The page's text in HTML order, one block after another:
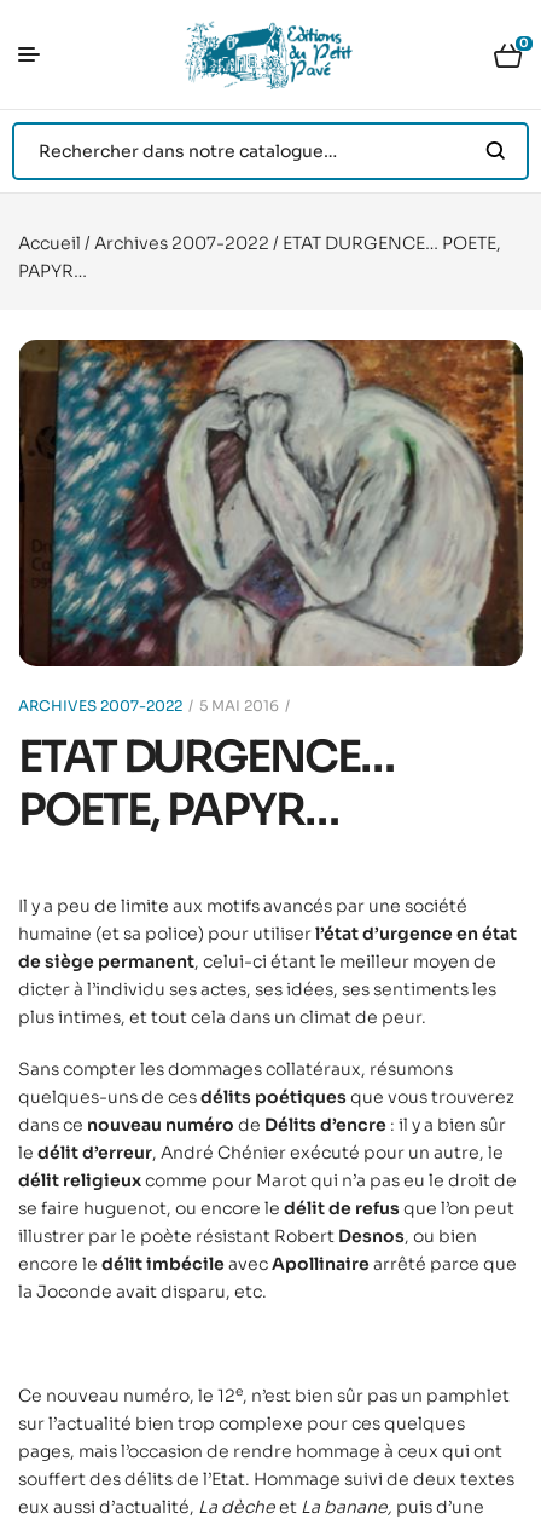
0
Accueil / Archives 2007-2022 / ETAT DURGENCE… POETE,
PAPYR…
ARCHIVES 2007-2022 5 MAI 2016
ETAT DURGENCE…
POETE, PAPYR…
Il y a peu de limite aux motifs avancés par une société
humaine (et sa police) pour utiliserl’état d’urgence en état
de siège permanent, celui-ci étant le meilleur moyen de
dicter à l’individu ses actes, ses idées, ses sentiments les
plus intimes, et tout cela dans un climat de peur.
Sans compter les dommages collatéraux, résumons
quelques-uns de cesdélits poétiquesque vous trouverez
dans ce nouveau numéro de Délits d’encre : il y a bien sûr
le délit d’erreur, André Chénier exécuté pour un autre, le
délit religieuxcomme pour Marot qui n’a pas eu le droit de
se faire huguenot, ou encore le délit de refusque l’on peut
illustrer par le poète résistant Robert Desnos, ou bien
encore le délit imbécile avecApollinaire arrêté parce que
la Joconde avait disparu, etc.
Ce nouveau numéro, le 12e, n’est bien sûr pas un pamphlet
sur l’actualité bien trop complexe pour ces quelques
pages, mais l’occasion de rendre hommage à ceux qui ont
souffert des délits de l’Etat. Hommage suivi de deux textes
eux aussi d’actualité, La dècheet La banane, puis d’une